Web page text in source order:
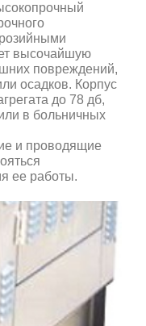
высочайшую
повреждений,
осадков. Корпус
до 78 дб,
в больничных
и проводящие
ее работы.